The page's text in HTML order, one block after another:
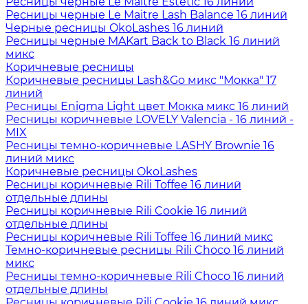
Ресницы черные Le Maitre Lash Balance 16 линий
Черные ресницы OkoLashes 16 линий
Ресницы черные MAKart Back to Black 16 линий
микс
Коричневые ресницы
Коричневые ресницы Lash&Go микс "Мокка" 17
линий
Ресницы Enigma Light цвет Мокка микс 16 линий
Ресницы коричневые LOVELY Valencia - 16 линий -
MIX
Ресницы темно-коричневые LASHY Brownie 16
линий микс
Коричневые ресницы OkoLashes
Ресницы коричневые Rili Toffee 16 линий
отдельные длины
Ресницы коричневые Rili Cookie 16 линий
отдельные длины
Ресницы коричневые Rili Toffee 16 линий микс
Темно-коричневые ресницы Rili Choco 16 линий
микс
Ресницы темно-коричневые Rili Choco 16 линий
отдельные длины